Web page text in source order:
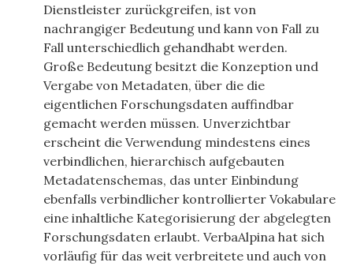
Dienstleister zurückgreifen, ist von
nachrangiger Bedeutung und kann von Fall zu
Fall unterschiedlich gehandhabt werden.
Große Bedeutung besitzt die Konzeption und
Vergabe von Metadaten, über die die
eigentlichen Forschungsdaten auffindbar
gemacht werden müssen. Unverzichtbar
erscheint die Verwendung mindestens eines
verbindlichen, hierarchisch aufgebauten
Metadatenschemas, das unter Einbindung
ebenfalls verbindlicher kontrollierter Vokabulare
eine inhaltliche Kategorisierung der abgelegten
Forschungsdaten erlaubt. VerbaAlpina hat sich
vorläufig für das weit verbreitete und auch von